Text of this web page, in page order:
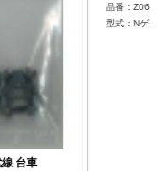
品番：Z06-1120